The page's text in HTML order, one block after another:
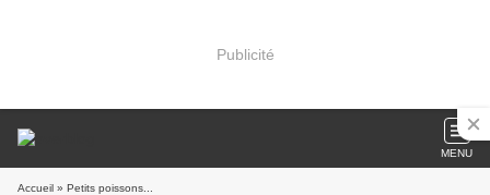
Publicité
MENU
Accueil » Petits poissons...